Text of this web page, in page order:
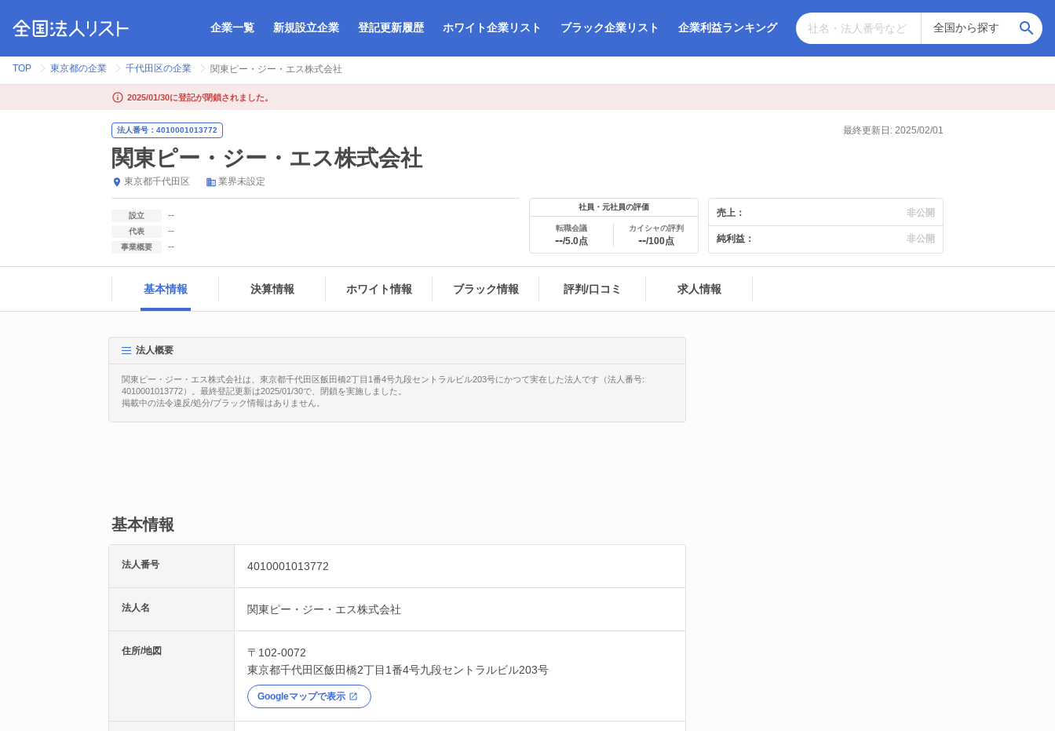
企業一覧 新規設立企業 登記更新履歴 ホワイト企業リスト ブラック企業リスト 企業利益ランキング
TOP 東京都の企業 千代田区の企業 関東ピー・ジー・エス株式会社
2025/01/30に登記が閉鎖されました。
法人番号：4010001013772 最終更新日: 2025/02/01
関東ピー・ジー・エス株式会社
東京都千代田区 業界未設定
設立 --
代表 --
事業概要 --
社員・元社員の評価
転職会議
--/5.0点
カイシャの評判
--/100点
売上： 非公開
純利益： 非公開
基本情報 決算情報 ホワイト情報 ブラック情報 評判/口コミ 求人情報
法人概要
関東ピー・ジー・エス株式会社は、東京都千代田区飯田橋2丁目1番4号九段セントラルビル203号にかつて実在した法人です（法人番号:
4010001013772）。最終登記更新は2025/01/30で、閉鎖を実施しました。
掲載中の法令違反/処分/ブラック情報はありません。
基本情報
法人番号 4010001013772
法人名 関東ピー・ジー・エス株式会社
住所/地図
〒102-0072
東京都千代田区飯田橋2丁目1番4号九段セントラルビル203号
Googleマップで表示